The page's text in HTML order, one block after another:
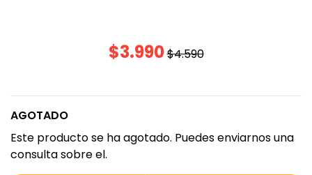
$3.990$4.590
AGOTADO
Este producto se ha agotado. Puedes enviarnos una
consulta sobre el.